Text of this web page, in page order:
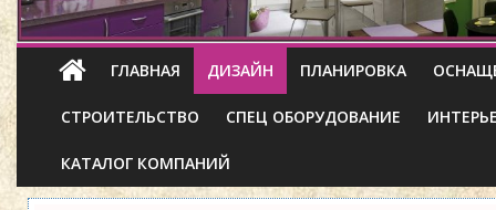
ГЛАВНАЯ ДИЗАЙН ПЛАНИРОВКА
СТРОИТЕЛЬСТВО СПЕЦ ОБОРУДОВАНИЕ
КАТАЛОГ КОМПАНИЙ